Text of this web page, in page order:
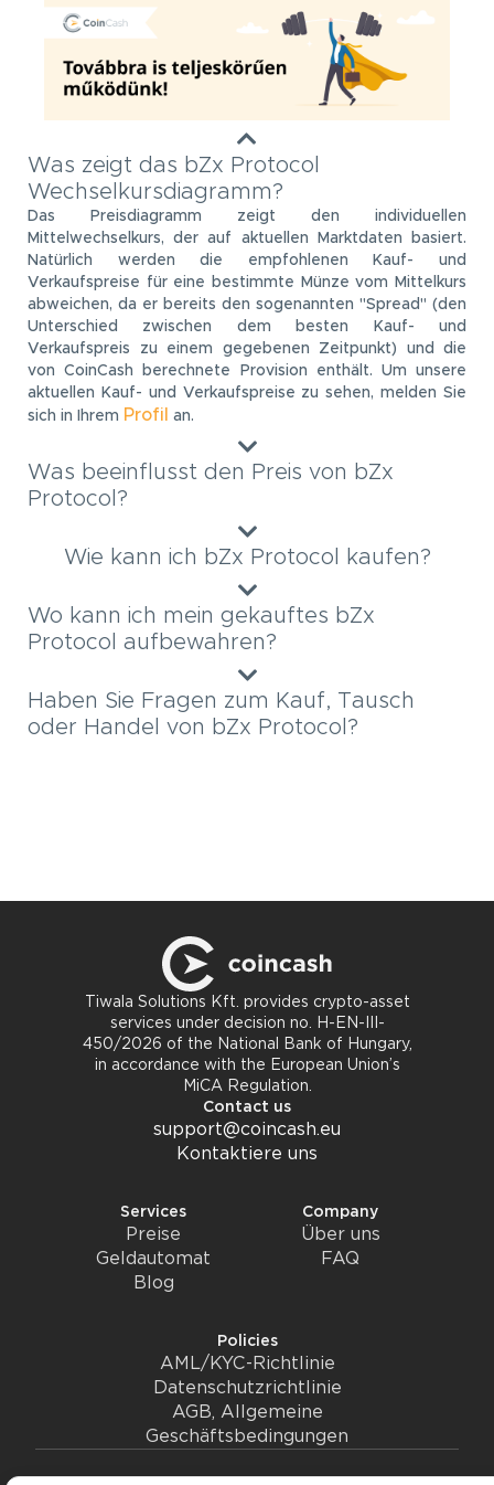
Was zeigt das bZx Protocol
Wechselkursdiagramm?
Das Preisdiagramm zeigt den individuellen
Mittelwechselkurs, der auf aktuellen Marktdaten basiert.
Natürlich werden die empfohlenen Kauf- und
Verkaufspreise für eine bestimmte Münze vom Mittelkurs
abweichen, da er bereits den sogenannten "Spread" (den
Unterschied zwischen dem besten Kauf- und
Verkaufspreis zu einem gegebenen Zeitpunkt) und die
von CoinCash berechnete Provision enthält. Um unsere
aktuellen Kauf- und Verkaufspreise zu sehen, melden Sie
sich in Ihrem Profil an.
Was beeinflusst den Preis von bZx
Protocol?
Wie kann ich bZx Protocol kaufen?
Wo kann ich mein gekauftes bZx
Protocol aufbewahren?
Haben Sie Fragen zum Kauf, Tausch
oder Handel von bZx Protocol?
Tiwala Solutions Kft. provides crypto-asset
services under decision no. H-EN-III-
450/2026 of the National Bank of Hungary,
in accordance with the European Union’s
MiCA Regulation.
Contact us
support@coincash.eu
Kontaktiere uns
Services
Preise
Geldautomat
Blog
Company
Über uns
FAQ
Policies
AML/KYC-Richtlinie
Datenschutzrichtlinie
AGB, Allgemeine
Geschäftsbedingungen